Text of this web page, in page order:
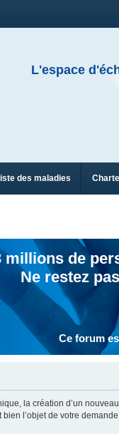
L'espace
des maladies Charte
millions de
Ne restez
Ce forum
la création d’un
bien l’objet de votre